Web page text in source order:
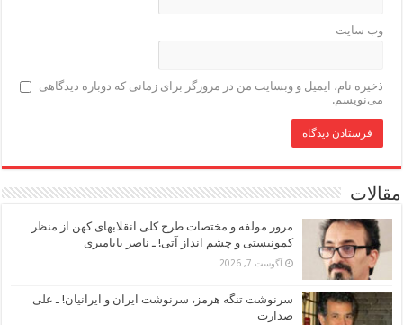
وب‌ سایت
ذخیره نام، ایمیل و وبسایت من در مرورگر برای زمانی که دوباره دیدگاهی
می‌نویسم.
مقالات
مرور مولفه و مختصات طرح کلی انقلابهای کهن از منظر
کمونیستی و چشم انداز آتی! ـ ناصر بابامیری
آگوست 7, 2026
سرنوشت تنگه هرمز، سرنوشت ایران و ایرانیان! ـ علی
صدارت